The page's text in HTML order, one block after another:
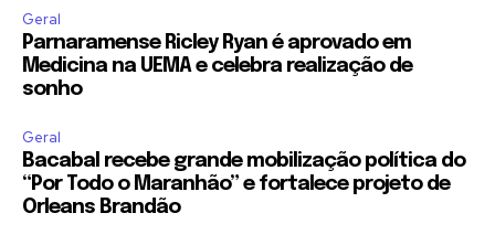
Geral
Parnaramense Ricley Ryan é aprovado em
Medicina na UEMA e celebra realização de
sonho
Geral
Bacabal recebe grande mobilização política do
“Por Todo o Maranhão” e fortalece projeto de
Orleans Brandão